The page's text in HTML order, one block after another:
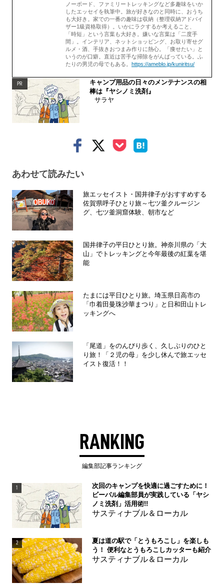
ノーボード、ファミリートレッキングなど多趣味をいか
したエッセイを執筆中。旅が好きなのと同時に、おうち
も大好き。家での一番の趣味は収納（整理収納アドバイ
ザー1級資格取得）。いかにラクするか考えること、
「時短」という言葉も大好き。嫌いな言葉は「二度手
間」。インテリア、ネットショッピング、お取り寄せグ
ルメ・酒、手抜きおつまみ作りに熱心。「痩せたい」と
いうのが口癖。直近は苦手な掃除をがんばっている。ふ
たりの男児の母でもある。 https://ameblo.jp/kuniritsu/
PR
キャンプ用品の日々のメンテナンスの相
棒は『ヤシノミ洗剤』
サラヤ
あわせて読みたい
旅エッセイスト・国井律子がおすすめする
佐賀県呼子ひとり旅～七ツ釜クルージン
グ、七ツ釜洞窟体験、朝市など
国井律子の平日ひとり旅。神奈川県の「大
山」でトレッキングと今年最後の紅葉を堪
能
たまには平日ひとり旅。埼玉県日高市の
「巾着田曼珠沙華まつり」と日和田山トレ
ッキングへ
「尾道」をのんびり歩く、久しぶりのひと
り旅！「２児の母」を少し休んで旅エッセ
イスト復活！！
RANKING
編集部記事ランキング
1
次回のキャンプを快適に過ごすために！
ビーパル編集部員が実践している「ヤシ
ノミ洗剤」活用術!!
サスティナブル＆ローカル
2
夏は道の駅で「とうもろこし」を楽しも
う！ 便利なとうもろこしカッターも紹介
サスティナブル＆ローカル